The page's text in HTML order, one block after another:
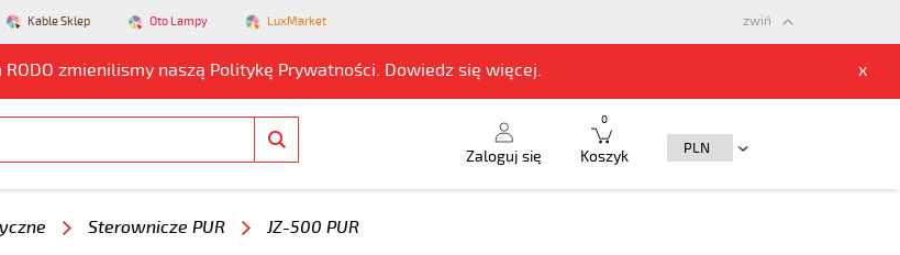
Kable Sklep Oto Lampy LuxMarket
zmienilismy naszą Politykę Prywatności. Dowiedz się więcej. x
zwiń
Zaloguj się Koszyk
0
Sterownicze PUR JZ-500 PUR